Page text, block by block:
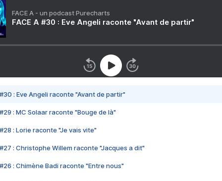
FACE A - un podcast Purecharts
FACE A #30 : Eve Angeli raconte "Avant de partir"
#30 : Eve Angeli raconte "Avant de partir"
#29 : MC Solaar raconte "Bouge de là"
#28 : Lorie raconte "Je vais vite"
#27 : Christophe Willem raconte "Jacques a dit"
#26 : Chimène Badi raconte "Entre nous"